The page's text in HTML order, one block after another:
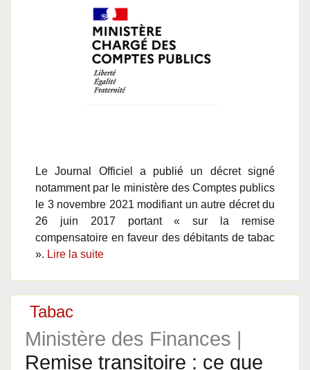
Le Journal Officiel a publié un décret signé
notamment par le ministère des Comptes publics
le 3 novembre 2021 modifiant un autre décret du
26 juin 2017 portant « sur la remise
compensatoire en faveur des débitants de tabac
». Lire la suite
Tabac
Ministère des Finances |
Remise transitoire : ce que